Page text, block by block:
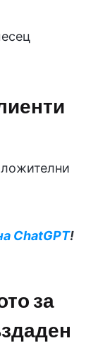
ChatGPT!
за